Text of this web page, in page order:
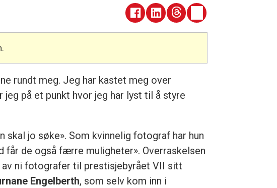
rundt meg. Jeg har kastet meg over
på et punkt hvor jeg har lyst til å styre
jo søke». Som kvinnelig fotograf har hun
får de også færre muligheter». Overraskelsen
av ni fotografer til prestisjebyrået VII sitt
Engelberth, som selv kom inn i